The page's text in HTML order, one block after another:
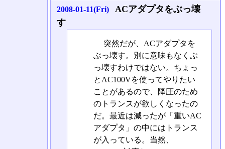
2008-01-11(Fri)
ACアダプタをぶっ壊
す
突然だが、ACアダプタを
ぶっ壊す。別に意味もなくぶ
っ壊すわけではない。ちょっ
とAC100Vを使ってやりたい
ことがあるので、降圧のため
のトランスが欲しくなったの
だ。最近は減ったが「重いAC
アダプタ」の中にはトランス
が入っている。当然、